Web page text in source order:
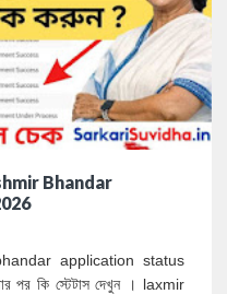
Bhandar
application status
পর কি স্টেটাস দেখুন । laxmir